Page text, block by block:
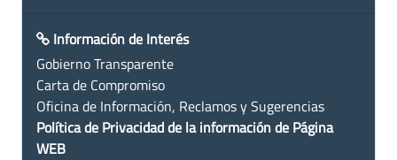
Información de Interés
Gobierno Transparente
Carta de Compromiso
Oficina de Información, Reclamos y Sugerencias
Política de Privacidad de la información de Página
WEB